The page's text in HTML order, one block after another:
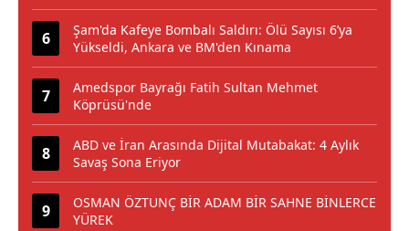
Şam'da Kafeye Bombalı Saldırı: Ölü Sayısı 6’ya
Yükseldi, Ankara ve BM'den Kınama
Amedspor Bayrağı Fatih Sultan Mehmet
Köprüsü'nde
ABD ve İran Arasında Dijital Mutabakat: 4 Aylık
Savaş Sona Eriyor
OSMAN ÖZTUNÇ BİR ADAM BİR SAHNE BİNLERCE
YÜREK